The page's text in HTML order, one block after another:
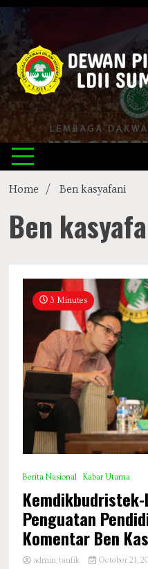
Skip
content
Official Website
Home Ben kasyafani
Ben
3 Minutes
Berita Nasional Kabar Utama
Kemdikbudristek-
Penguatan
Komentar Ben
admin_taufik October 21,